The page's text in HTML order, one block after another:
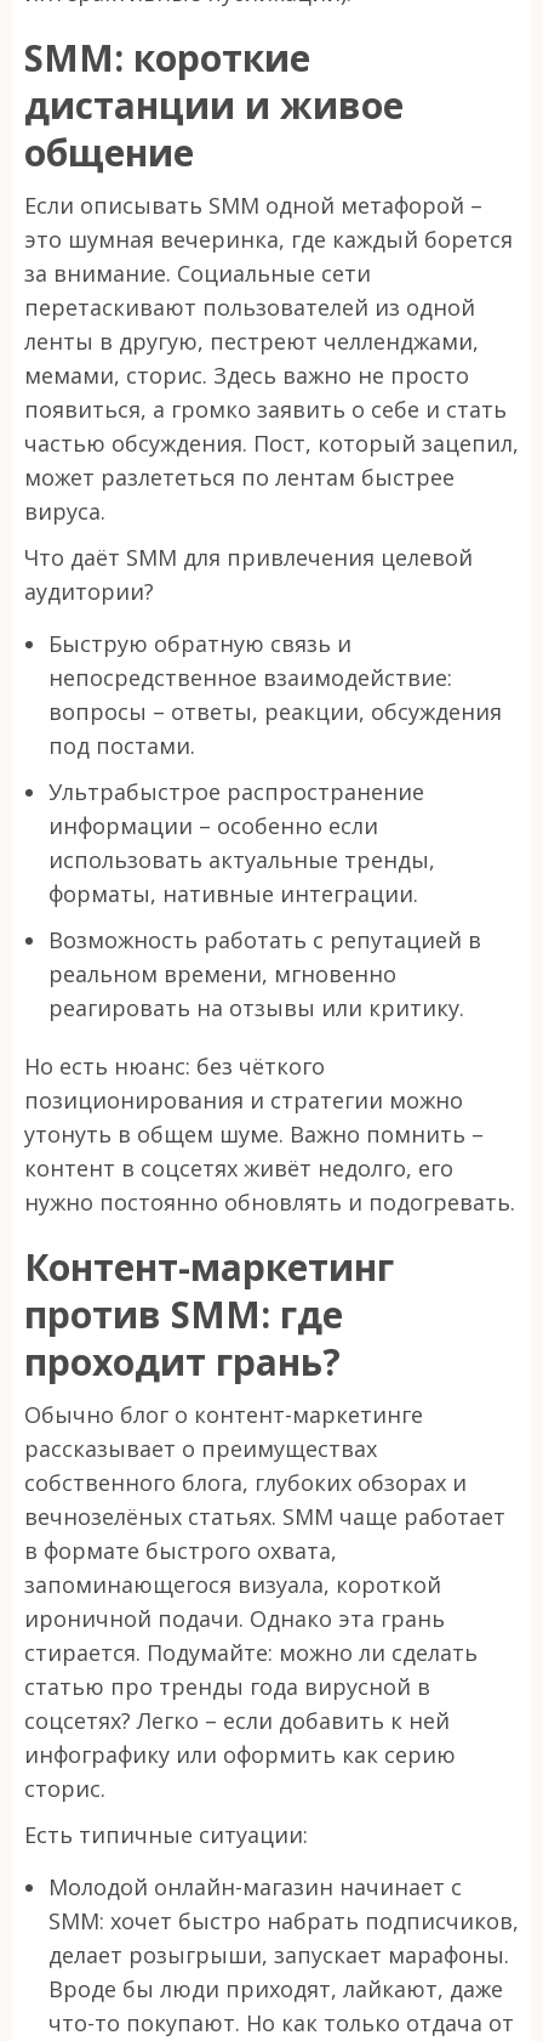
SMM: короткие
дистанции и живое
общение
Если описывать SMM одной метафорой –
это шумная вечеринка, где каждый борется
за внимание. Социальные сети
перетаскивают пользователей из одной
ленты в другую, пестреют челленджами,
мемами, сторис. Здесь важно не просто
появиться, а громко заявить о себе и стать
частью обсуждения. Пост, который зацепил,
может разлететься по лентам быстрее
вируса.
Что даёт SMM для привлечения целевой
аудитории?
Быструю обратную связь и
непосредственное взаимодействие:
вопросы – ответы, реакции, обсуждения
под постами.
Ультрабыстрое распространение
информации – особенно если
использовать актуальные тренды,
форматы, нативные интеграции.
Возможность работать с репутацией в
реальном времени, мгновенно
реагировать на отзывы или критику.
Но есть нюанс: без чёткого
позиционирования и стратегии можно
утонуть в общем шуме. Важно помнить –
контент в соцсетях живёт недолго, его
нужно постоянно обновлять и подогревать.
Контент-маркетинг
против SMM: где
проходит грань?
Обычно блог о контент-маркетинге
рассказывает о преимуществах
собственного блога, глубоких обзорах и
вечнозелёных статьях. SMM чаще работает
в формате быстрого охвата,
запоминающегося визуала, короткой
ироничной подачи. Однако эта грань
стирается. Подумайте: можно ли сделать
статью про тренды года вирусной в
соцсетях? Легко – если добавить к ней
инфографику или оформить как серию
сторис.
Есть типичные ситуации:
Молодой онлайн-магазин начинает с
SMM: хочет быстро набрать подписчиков,
делает розыгрыши, запускает марафоны.
Вроде бы люди приходят, лайкают, даже
что-то покупают. Но как только отдача от